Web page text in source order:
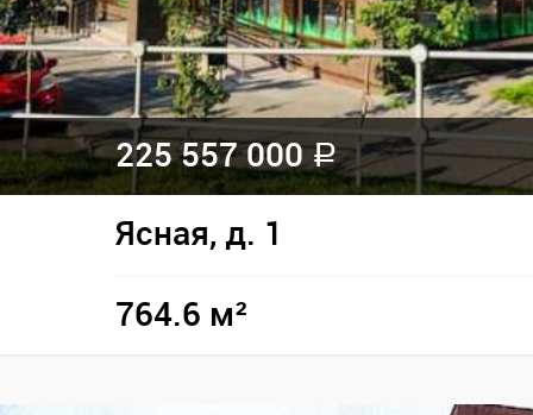
225 557 000a
Ясная, д. 1
764.6 м²